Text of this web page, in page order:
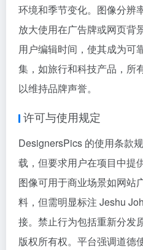
环境和季节变化。图像分辨
放大使用在广告牌或网页背
用户编辑时间，使其成为可
集，如旅行和科技产品，所
以维持品牌声誉。
许可与使用规定
DesignersPics 的使用条款
载，但要求用户在项目中提
图像可用于商业场景如网站
料，但需明显标注 Jeshu
接。禁止行为包括重新分发
版权所有权。平台强调道德